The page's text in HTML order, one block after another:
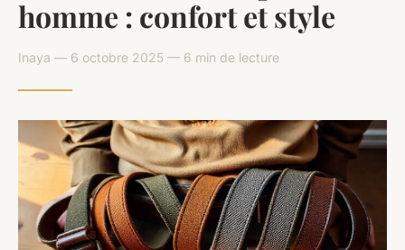
homme : confort et style
Inaya — 6 octobre 2025 — 6 min de lecture